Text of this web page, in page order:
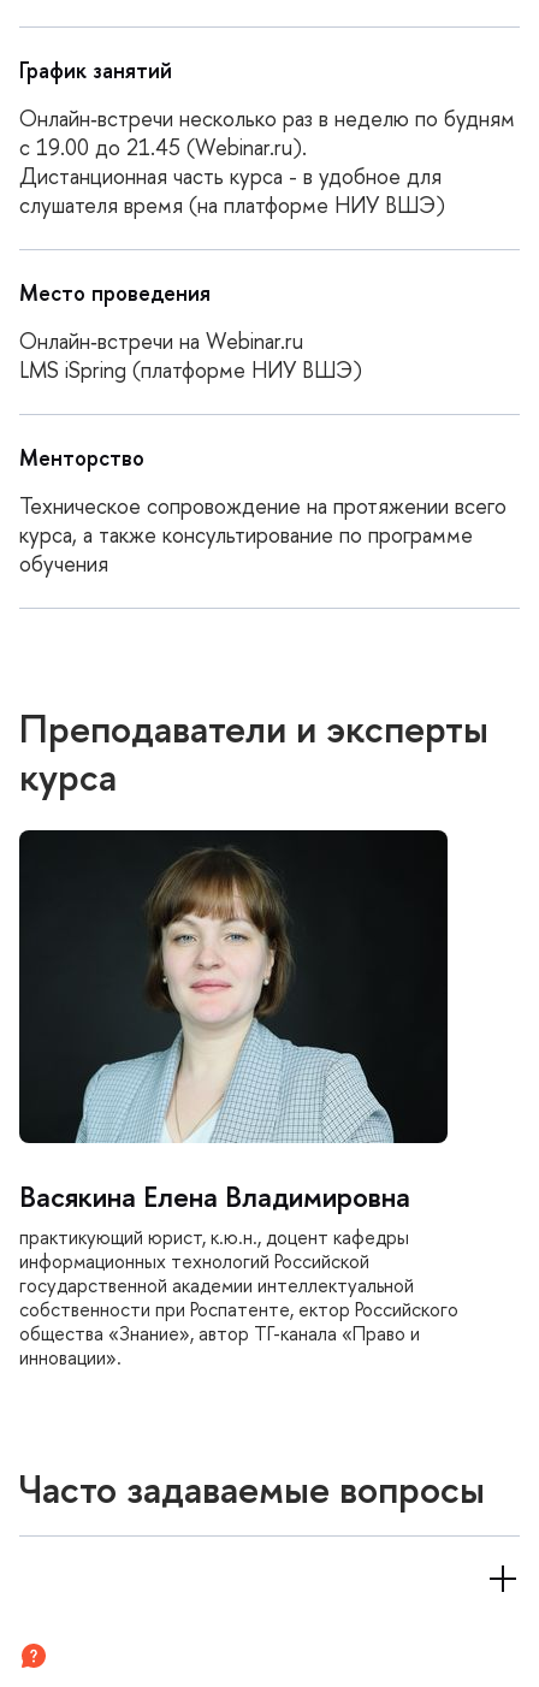
График занятий
Онлайн‑встречи несколько раз в неделю по будням
с 19.00 до 21.45 (Webinar.ru).
Дистанционная часть курса - в удобное для
Место проведения
Онлайн‑встречи на Webinar.ru
LMS iSpring (платформе НИУ ВШЭ)
Менторство
Техническое сопровождение на протяжении всего
курса, а также консультирование по программе
обучения
Преподаватели и эксперты
курса
асякина Елена Владимировна
практикующий юрист, к.ю.н., доцент кафедры
информационных технологий Российской
осударственной академии интеллектуальной
собственности при Роспатенте, ектор Российского
общества «Знание», автор ТГ-канала «Право и
инновации».
Часто задаваемые вопросы